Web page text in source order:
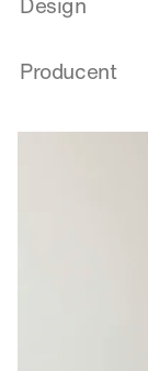
Producent